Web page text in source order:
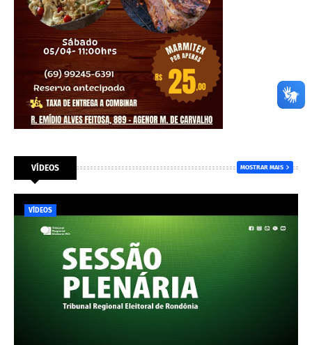
VÍDEOS MOSTRAR MAIS
VÍDEOS